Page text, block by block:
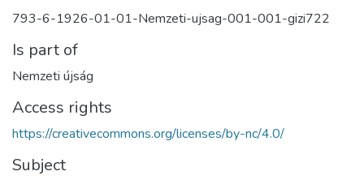
793-6-1926-01-01-Nemzeti-ujsag-001-001-gizi722
Is part of
Nemzeti újság
Access rights
https://creativecommons.org/licenses/by-nc/4.0/
Subject